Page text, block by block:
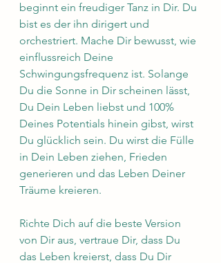
beginnt ein freudiger Tanz in Dir. Du
bist es der ihn dirigert und
orchestriert. Mache Dir bewusst, wie
einflussreich Deine
Schwingungsfrequenz ist. Solange
Du die Sonne in Dir scheinen lässt,
Du Dein Leben liebst und 100%
Deines Potentials hinein gibst, wirst
Du glücklich sein. Du wirst die Fülle
in Dein Leben ziehen, Frieden
generieren und das Leben Deiner
Träume kreieren.
Richte Dich auf die beste Version
von Dir aus, vertraue Dir, dass Du
das Leben kreierst, dass Du Dir